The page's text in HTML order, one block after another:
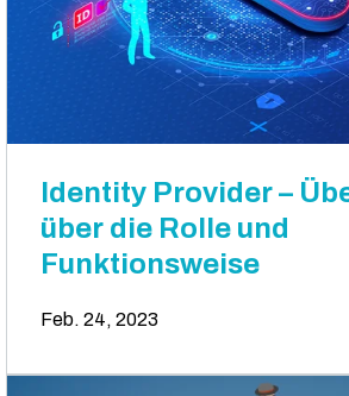
Identity Provider –
über die Rolle und
Funktionsweise
Feb. 24, 2023